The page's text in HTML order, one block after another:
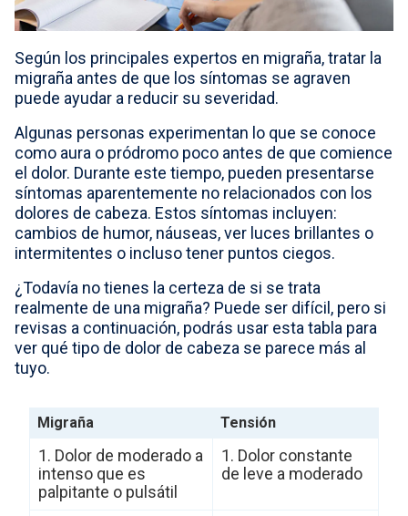
Select country
Según los principales expertos en migraña, tratar la
migraña antes de que los síntomas se agraven
puede ayudar a reducir su severidad.
Algunas personas experimentan lo que se conoce
como aura o pródromo poco antes de que comience
el dolor. Durante este tiempo, pueden presentarse
síntomas aparentemente no relacionados con los
dolores de cabeza. Estos síntomas incluyen:
cambios de humor, náuseas, ver luces brillantes o
intermitentes o incluso tener puntos ciegos.
¿Todavía no tienes la certeza de si se trata
realmente de una migraña? Puede ser difícil, pero si
revisas a continuación, podrás usar esta tabla para
ver qué tipo de dolor de cabeza se parece más al
tuyo.
Migraña Tensión
1. Dolor de moderado a
intenso que es
palpitante o pulsátil
1. Dolor constante
de leve a moderado